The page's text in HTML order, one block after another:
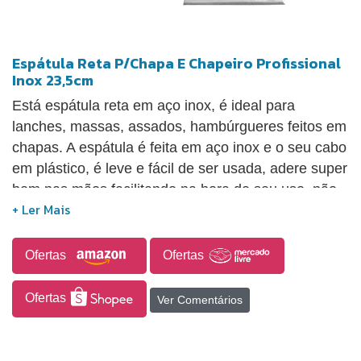
Espátula Reta P/Chapa E Chapeiro Profissional
Inox 23,5cm
Está espátula reta em aço inox, é ideal para
lanches, massas, assados, hambúrgueres feitos em
chapas. A espátula é feita em aço inox e o seu cabo
em plástico, é leve e fácil de ser usada, adere super
bem nas mãos facilitando na hora de seu uso, não
transmite gosto ou cheiro nos alimentos. Material
Profissional. Material: Fabricada em Aço Inox. Cabo
Branco em Polipropileno. Lâmina Cortante
Dimensões: Comprimento: 23,5 cm. Largura: 9,5 cm
.
Ofertas Ofertas
Ofertas Ver Comentários